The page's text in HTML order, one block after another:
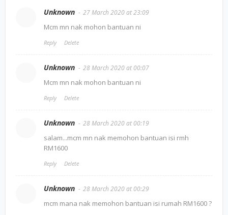
Unknown 27 March 2020 at 23:09
Mcm mn nak mohon bantuan ni
Reply Delete
Unknown 28 March 2020 at 00:07
Mcm mn nak mohon bantuan ni
Reply Delete
Unknown 28 March 2020 at 00:19
salam...mcm mn nak memohon bantuan isi rmh
RM1600
Reply Delete
Unknown 28 March 2020 at 00:29
mcm mana nak memohon bantuan isi rumah RM1600 ?